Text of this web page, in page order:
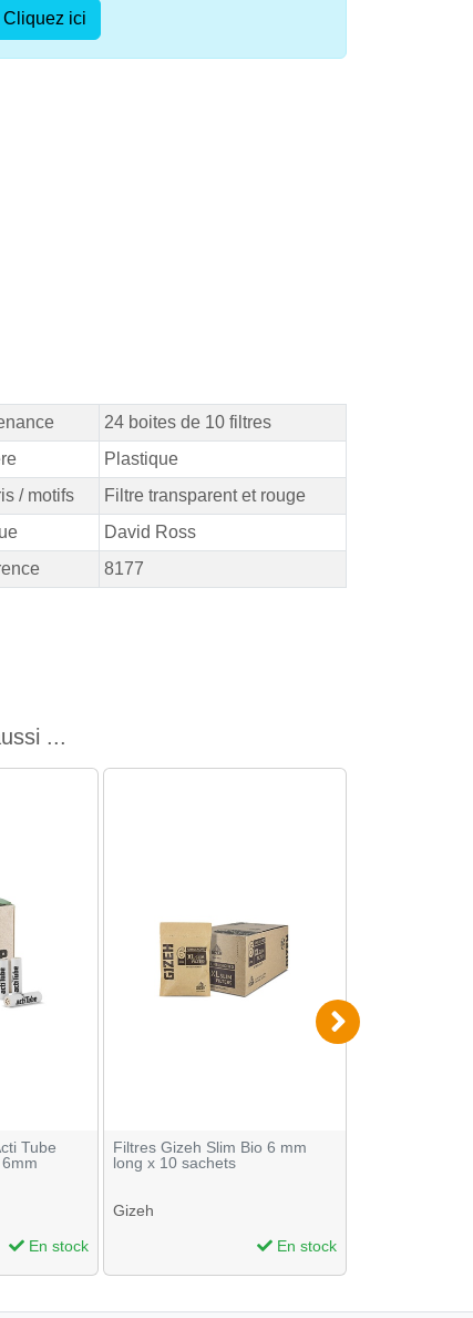
Cliquez ici
24 boites de 10 filtres
Plastique
/ motifs
Filtre transparent et rouge
David Ross
8177
...
Tube
En stock
Filtres Gizeh Slim Bio 6 mm
long x 10 sachets
Gizeh
En stock